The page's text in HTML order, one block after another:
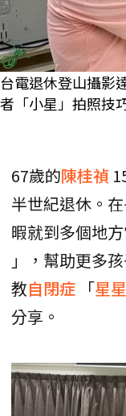
台電退休登山攝影
者「小星」拍照技
67歲的陳桂禎
半世紀退休。
暇就到多個地
」，幫助更多
教自閉症 「星
分享。